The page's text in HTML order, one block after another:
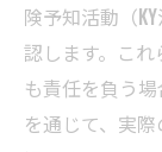
険予知活動（
認します。こ
も責任を負う
を通じて、実